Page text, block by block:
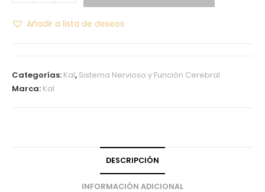
Añadir a lista de deseos
Categorías: Kal, Sistema Nervioso y Función Cerebral
Marca: Kal
DESCRIPCIÓN
INFORMACIÓN ADICIONAL